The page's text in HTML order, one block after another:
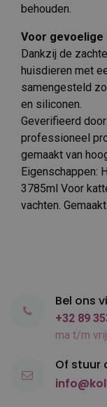
behouden.
Voor gevoelige
Dankzij de
huisdieren met
samengesteld
en siliconen.
Geverifieerd
professioneel
gemaakt van
Eigenschappen:
3785ml Voor
vachten.
Bel ons
+32 89
ma t/m
Of stuur